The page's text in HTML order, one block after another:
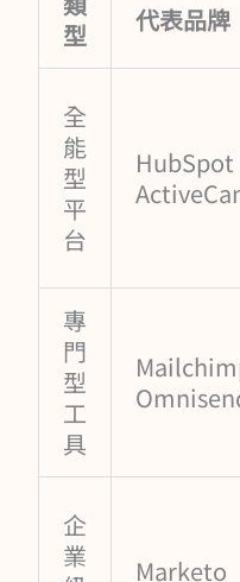
型
代表品牌
全
能
型
平
台
專
門
型
工
具
企
業